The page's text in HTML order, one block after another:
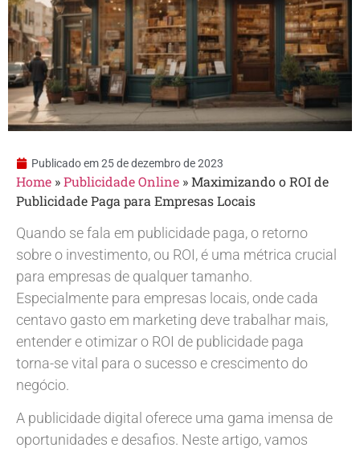
Publicado em25 de dezembro de 2023
Home »Publicidade Online »Maximizando o ROI de
Publicidade Paga para Empresas Locais
Quando se fala em publicidade paga, o retorno
sobre o investimento, ou ROI, é uma métrica crucial
para empresas de qualquer tamanho.
Especialmente para empresas locais, onde cada
centavo gasto em marketing deve trabalhar mais,
entender e otimizar o ROI de publicidade paga
torna-se vital para o sucesso e crescimento do
negócio.
A publicidade digital oferece uma gama imensa de
oportunidades e desafios. Neste artigo, vamos